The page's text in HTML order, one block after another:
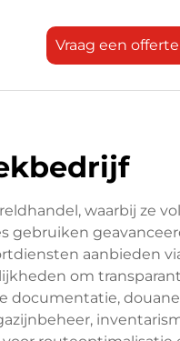
Vraag een
waarbij ze
gebruiken
aanbieden
om
documentatie,